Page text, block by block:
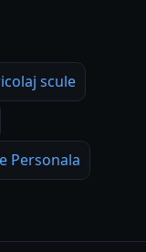
scule
Personala